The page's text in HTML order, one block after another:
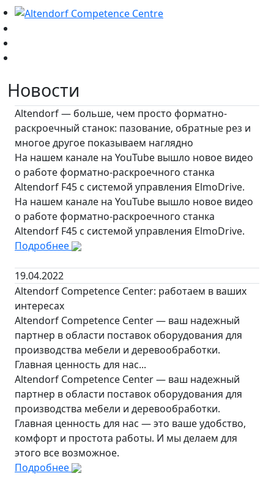
Новости
Altendorf — больше, чем просто форматно-
раскроечный станок: пазование, обратные рез и
многое другое показываем наглядно
На нашем канале на YouTube вышло новое видео
о работе форматно-раскроечного станка
Altendorf F45 с системой управления ElmoDrive.
На нашем канале на YouTube вышло новое видео
о работе форматно-раскроечного станка
Altendorf F45 с системой управления ElmoDrive.
Подробнее
19.04.2022
Altendorf Competence Center: работаем в ваших
интересах
Altendorf Competence Center — ваш надежный
партнер в области поставок оборудования для
производства мебели и деревообработки.
Главная ценность для нас...
Altendorf Competence Center — ваш надежный
партнер в области поставок оборудования для
производства мебели и деревообработки.
Главная ценность для нас — это ваше удобство,
комфорт и простота работы. И мы делаем для
этого все возможное.
Подробнее